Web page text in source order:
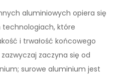
aluminiowych opiera się
technologiach, które
i trwałość końcowego
zaczyna się od
surowe aluminium jest